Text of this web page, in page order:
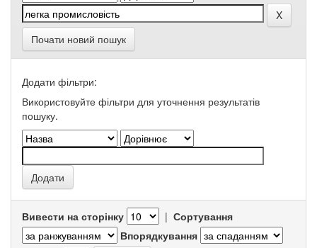
Почати новий пошук
Додати фільтри:
Використовуйте фільтри для уточнення результатів
пошуку.
Вивести на сторінку | Сортування
Впорядкування